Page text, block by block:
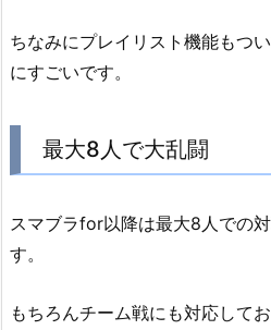
ちなみにプレイリスト機能もつ
にすごいです。
最大8人で大乱闘
スマブラfor以降は最大8人での
す。
もちろんチーム戦にも対応して